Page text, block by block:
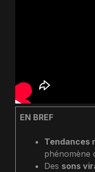
EN BREF
Tendances
phénomène
Des sons